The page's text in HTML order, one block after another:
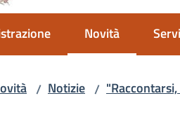
Novità
Menu selezionato
/ Notizie /